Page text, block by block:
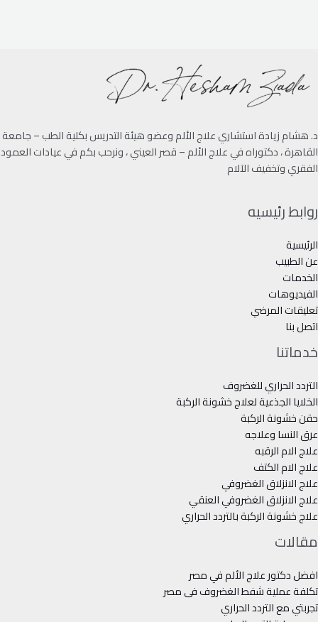
د. هشام زيادة استشاري علاج الألم وعضو هيئة التدريس بكلية الطب – جامعة
القاهرة ، دكتوراه في علاج الألم – قصر العيني ، ونرحب بكم في عيادات العمود
الفقري وتخفيف الآلام
روابط رئيسيه
الرئيسية
عن الطبيب
الخدمات
الفيديوهات
تعليقات المرضي
اتصل بنا
خدماتنا
التردد الحراري للغضروف
الخلايا الجذعية لعلاج خشونة الركبة
حقن خشونة الركبة
عرق النسا وعلاجه
علاج الام الرقبه
علاج الام الكتف
علاج الانزلاق الغضروفي
علاج الانزلاق الغضروفي العنقي
علاج خشونة الركبة بالتردد الحراري
مقالات
افضل دكتور علاج الألم في مصر
تكلفة عملية شفط الغضروف فى مصر
تجربتي مع التردد الحراري